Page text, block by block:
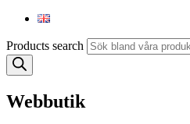
Products search
Webbutik